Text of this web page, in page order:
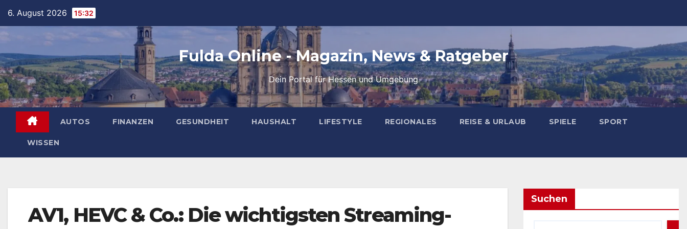
content
6. August 2026 15:32
Fulda Online - Magazin, News & Ratgeber
Dein Portal für Hessen und Umgebung
AUTOS FINANZEN GESUNDHEIT HAUSHALT LIFESTYLE REGIONALES REISE & URLAUB SPIELE SPORT
WISSEN
AV1, HEVC & Co.: Die wichtigsten Streaming-
Suchen